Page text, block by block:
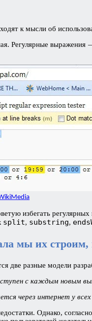
к мысли об
Регулярные выражения
избегать
split, substring,
мы их
две разные модели
с каждым новым
через интернет у
Однако,